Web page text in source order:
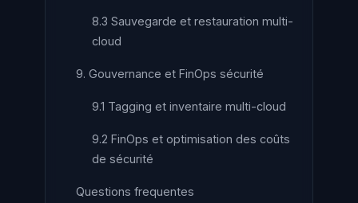
8.3 Sauvegarde et restauration multi-
cloud
9. Gouvernance et FinOps sécurité
9.1 Tagging et inventaire multi-cloud
9.2 FinOps et optimisation des coûts
de sécurité
Questions frequentes